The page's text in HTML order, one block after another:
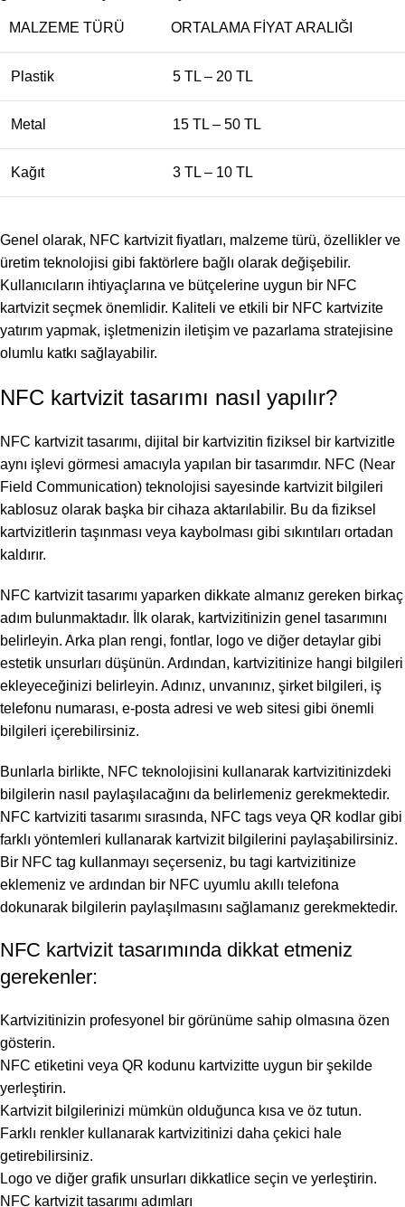
MALZEME TÜRÜ ORTALAMA FIYAT ARALIĞI
Plastik 5 TL – 20 TL
Metal 15 TL – 50 TL
Kağıt 3 TL – 10 TL
Genel olarak, NFC kartvizit fiyatları, malzeme türü, özellikler ve
üretim teknolojisi gibi faktörlere bağlı olarak değişebilir.
Kullanıcıların ihtiyaçlarına ve bütçelerine uygun bir NFC
kartvizit seçmek önemlidir. Kaliteli ve etkili bir NFC kartvizite
yatırım yapmak, işletmenizin iletişim ve pazarlama stratejisine
olumlu katkı sağlayabilir.
NFC kartvizit tasarımı nasıl yapılır?
NFC kartvizit tasarımı, dijital bir kartvizitin fiziksel bir kartvizitle
aynı işlevi görmesi amacıyla yapılan bir tasarımdır. NFC (Near
Field Communication) teknolojisi sayesinde kartvizit bilgileri
kablosuz olarak başka bir cihaza aktarılabilir. Bu da fiziksel
kartvizitlerin taşınması veya kaybolması gibi sıkıntıları ortadan
kaldırır.
NFC kartvizit tasarımı yaparken dikkate almanız gereken birkaç
adım bulunmaktadır. İlk olarak, kartvizitinizin genel tasarımını
belirleyin. Arka plan rengi, fontlar, logo ve diğer detaylar gibi
estetik unsurları düşünün. Ardından, kartvizitinize hangi bilgileri
ekleyeceğinizi belirleyin. Adınız, unvanınız, şirket bilgileri, iş
telefonu numarası, e-posta adresi ve web sitesi gibi önemli
bilgileri içerebilirsiniz.
Bunlarla birlikte, NFC teknolojisini kullanarak kartvizitinizdeki
bilgilerin nasıl paylaşılacağını da belirlemeniz gerekmektedir.
NFC kartviziti tasarımı sırasında, NFC tags veya QR kodlar gibi
farklı yöntemleri kullanarak kartvizit bilgilerini paylaşabilirsiniz.
Bir NFC tag kullanmayı seçerseniz, bu tagi kartvizitinize
eklemeniz ve ardından bir NFC uyumlu akıllı telefona
dokunarak bilgilerin paylaşılmasını sağlamanız gerekmektedir.
NFC kartvizit tasarımında dikkat etmeniz
gerekenler:
Kartvizitinizin profesyonel bir görünüme sahip olmasına özen
gösterin.
NFC etiketini veya QR kodunu kartvizitte uygun bir şekilde
yerleştirin.
Kartvizit bilgilerinizi mümkün olduğunca kısa ve öz tutun.
Farklı renkler kullanarak kartvizitinizi daha çekici hale
getirebilirsiniz.
Logo ve diğer grafik unsurları dikkatlice seçin ve yerleştirin.
NFC kartvizit tasarımı adımları